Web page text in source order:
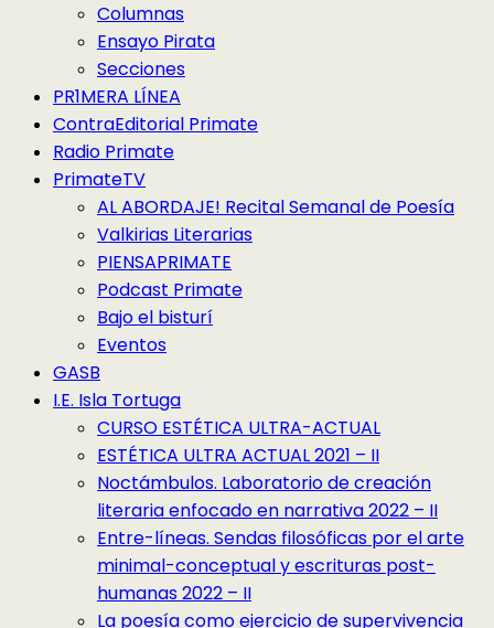
Columnas
Ensayo Pirata
Secciones
PR1MERA LÍNEA
ContraEditorial Primate
Radio Primate
PrimateTV
AL ABORDAJE! Recital Semanal de Poesía
Valkirias Literarias
PIENSAPRIMATE
Podcast Primate
Bajo el bisturí
Eventos
GASB
I.E. Isla Tortuga
CURSO ESTÉTICA ULTRA-ACTUAL
ESTÉTICA ULTRA ACTUAL 2021 – II
Noctámbulos. Laboratorio de creación
literaria enfocado en narrativa 2022 – II
Entre-líneas. Sendas filosóficas por el arte
minimal-conceptual y escrituras post-
humanas 2022 – II
La poesía como ejercicio de supervivencia